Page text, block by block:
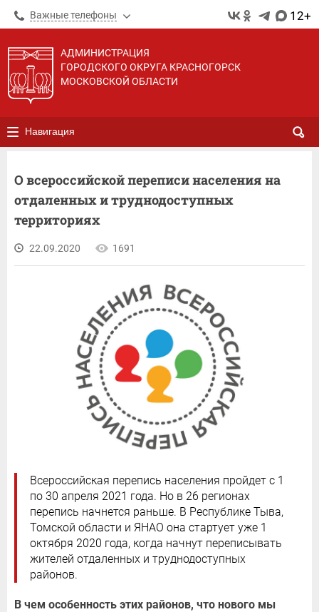
Важные телефоны 12+
АДМИНИСТРАЦИЯ
ГОРОДСКОГО ОКРУГА КРАСНОГОРСК
МОСКОВСКОЙ ОБЛАСТИ
Навигация
О всероссийской переписи населения на
отдаленных и труднодоступных
территориях
22.09.2020 1691
Всероссийская перепись населения пройдет с 1
по 30 апреля 2021 года. Но в 26 регионах
перепись начнется раньше. В Республике Тыва,
Томской области и ЯНАО она стартует уже 1
октября 2020 года, когда начнут переписывать
жителей отдаленных и труднодоступных
районов.
В чем особенность этих районов, что нового мы